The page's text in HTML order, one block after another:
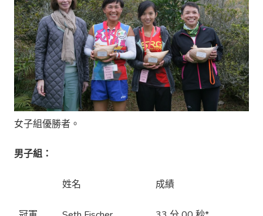
女子組優勝者。
男子組：
姓名 成績